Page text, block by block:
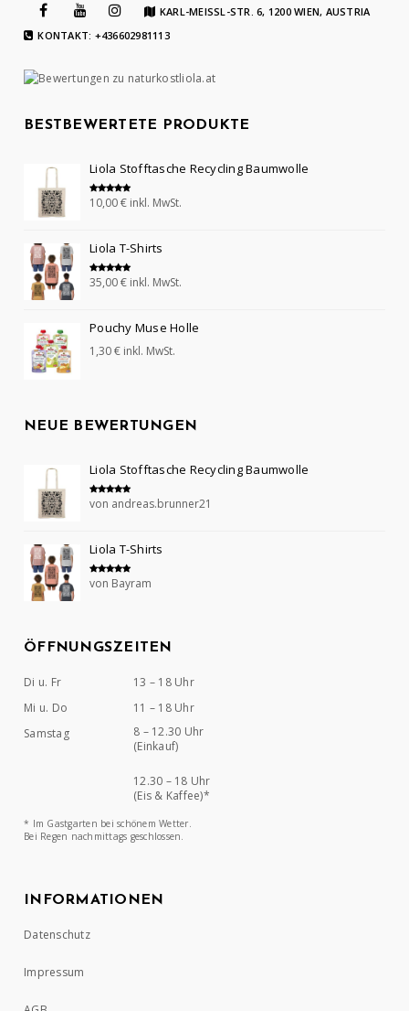
KARL-MEISSL-STR. 6, 1200 WIEN, AUSTRIA
KONTAKT: +436602981113
BESTBEWERTETE PRODUKTE
Liola Stofftasche Recycling Baumwolle
Bewertet mit
5.00
10,00€ inkl. MwSt.
Liola T-Shirts
Bewertet mit
5.00
35,00€ inkl. MwSt.
Pouchy Muse Holle
1,30€ inkl. MwSt.
NEUE BEWERTUNGEN
Liola Stofftasche Recycling Baumwolle
Bewertet mit
von andreas.brunner21
Liola T-Shirts
Bewertet mit
von Bayram
ÖFFNUNGSZEITEN
Di u. Fr
13 – 18 Uhr
Mi u. Do
11 – 18 Uhr
Samstag
8 – 12.30 Uhr
(Einkauf)
12.30 – 18 Uhr
(Eis & Kaffee)*
* Im Gastgarten bei schönem Wetter.
Bei Regen nachmittags geschlossen.
INFORMATIONEN
Datenschutz
Impressum